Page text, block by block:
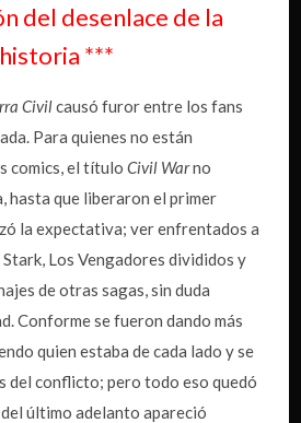
del desenlace de la
historia ***
Civilcausó furor entre los fans
Para quienes no están
comics, el títuloCivil Warno
hasta que liberaron el primer
la expectativa; ver enfrentados a
Los Vengadores divididos y
de otras sagas, sin duda
Conforme se fueron dando más
quien estaba de cada lado y se
del conflicto; pero todo eso quedó
último adelanto apareció